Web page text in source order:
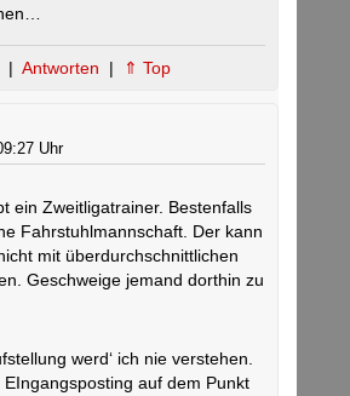
| Antworten | ⇑ Top
Uhr
ein Zweitligatrainer. Bestenfalls
Fahrstuhlmannschaft. Der kann
mit überdurchschnittlichen
Geschweige jemand dorthin zu
werd‘ ich nie verstehen.
EIngangsposting auf dem Punkt